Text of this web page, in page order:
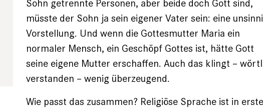
Sohn getrennte Personen, aber beide doch Gott sind,
müsste der Sohn ja sein eigener Vater sein: eine
Vorstellung. Und wenn die Gottesmutter Maria ein
normaler Mensch, ein Geschöpf Gottes ist, hätte Gott
seine eigene Mutter erschaffen. Auch das klingt –
verstanden – wenig überzeugend.
Wie passt das zusammen? Religiöse Sprache ist in